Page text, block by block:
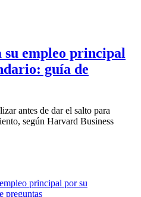
empleo principal
guía de
antes de dar el salto para
según Harvard Business